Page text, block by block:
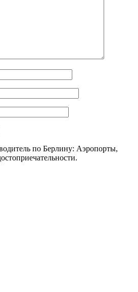
по Берлину: Аэропорты,